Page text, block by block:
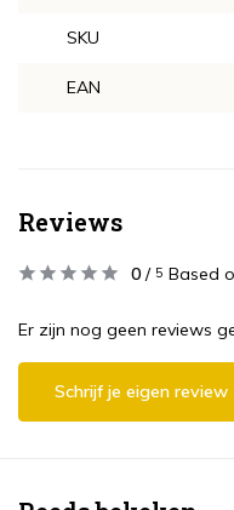
SKU
EAN
Reviews
0 / 5 Based
Er zijn nog geen reviews
Schrijf je eigen review